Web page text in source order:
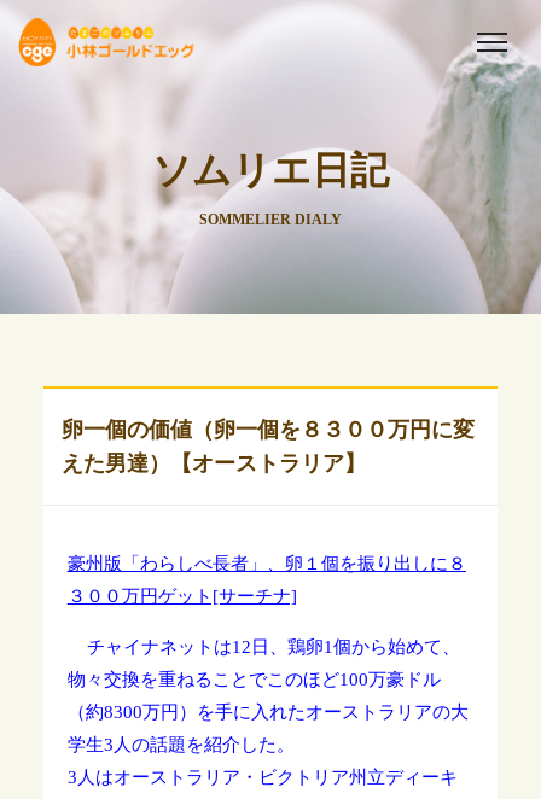
ソムリエ日記
SOMMELIER DIALY
卵一個の価値（卵一個を８３００万円に変
えた男達）【オーストラリア】
豪州版「わらしべ長者」、卵１個を振り出しに８
３００万円ゲット[サーチナ]
チャイナネットは12日、鶏卵1個から始めて、
物々交換を重ねることでこのほど100万豪ドル
（約8300万円）を手に入れたオーストラリアの大
学生3人の話題を紹介した。
3人はオーストラリア・ビクトリア州立ディーキ